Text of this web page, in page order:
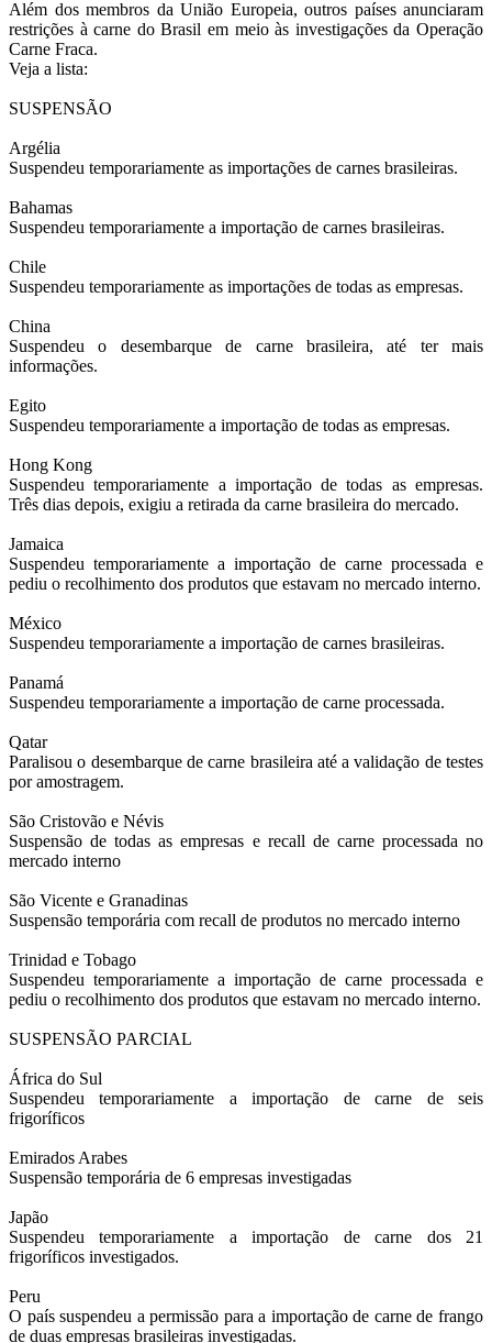
Além dos membros da União Europeia, outros países anunciaram
restrições à carne do Brasil em meio às investigações da Operação
Carne Fraca.
Veja a lista:
SUSPENSÃO
Argélia
Suspendeu temporariamente as importações de carnes brasileiras.
Bahamas
Suspendeu temporariamente a importação de carnes brasileiras.
Chile
Suspendeu temporariamente as importações de todas as empresas.
China
Suspendeu o desembarque de carne brasileira, até ter mais
informações.
Egito
Suspendeu temporariamente a importação de todas as empresas.
Hong Kong
Suspendeu temporariamente a importação de todas as empresas.
Três dias depois, exigiu a retirada da carne brasileira do mercado.
Jamaica
Suspendeu temporariamente a importação de carne processada e
pediu o recolhimento dos produtos que estavam no mercado interno.
México
Suspendeu temporariamente a importação de carnes brasileiras.
Panamá
Suspendeu temporariamente a importação de carne processada.
Qatar
Paralisou o desembarque de carne brasileira até a validação de testes
por amostragem.
São Cristovão e Névis
Suspensão de todas as empresas e recall de carne processada no
mercado interno
São Vicente e Granadinas
Suspensão temporária com recall de produtos no mercado interno
Trinidad e Tobago
Suspendeu temporariamente a importação de carne processada e
pediu o recolhimento dos produtos que estavam no mercado interno.
SUSPENSÃO PARCIAL
África do Sul
Suspendeu temporariamente a importação de carne de seis
frigoríficos
Emirados Arabes
Suspensão temporária de 6 empresas investigadas
Japão
Suspendeu temporariamente a importação de carne dos 21
frigoríficos investigados.
Peru
O país suspendeu a permissão para a importação de carne de frango
de duas empresas brasileiras investigadas.